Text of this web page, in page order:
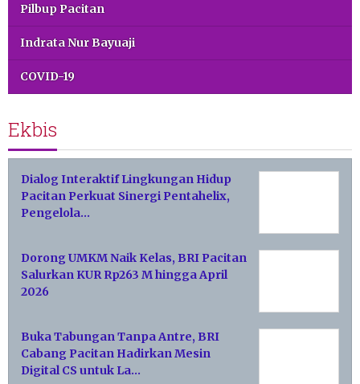
Pilbup Pacitan
Indrata Nur Bayuaji
COVID-19
Ekbis
Dialog Interaktif Lingkungan Hidup
Pacitan Perkuat Sinergi Pentahelix,
Pengelola…
Dorong UMKM Naik Kelas, BRI Pacitan
Salurkan KUR Rp263 M hingga April
2026
Buka Tabungan Tanpa Antre, BRI
Cabang Pacitan Hadirkan Mesin
Digital CS untuk La…